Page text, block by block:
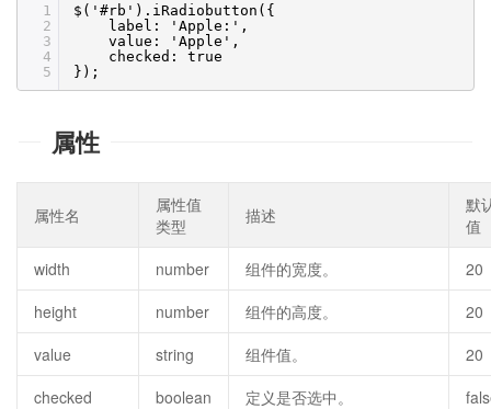
1
2
3
4
5
$('#rb').iRadiobutton({
label: 'Apple:',
value: 'Apple',
checked: true
});
属性
属性名
属性值
类型
描述
默
值
width
number 组件的宽度。
20
height
number 组件的高度。
20
value
string 组件值。
20
checked
boolean 定义是否选中。